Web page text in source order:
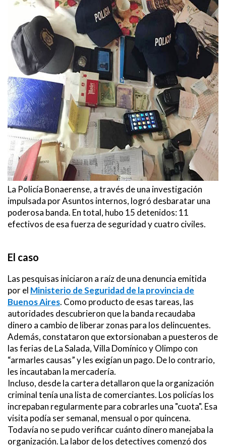
La Policía Bonaerense, a través de una investigación
impulsada por Asuntos internos, logró desbaratar una
poderosa banda. En total, hubo 15 detenidos: 11
efectivos de esa fuerza de seguridad y cuatro civiles.
El caso
Las pesquisas iniciaron a raíz de una denuncia emitida
por el Ministerio de Seguridad de la provincia de
Buenos Aires. Como producto de esas tareas, las
autoridades descubrieron que la banda recaudaba
dinero a cambio de liberar zonas para los delincuentes.
Además, constataron que extorsionaban a puesteros de
las ferias de La Salada, Villa Domínico y Olimpo con
“armarles causas” y les exigían un pago. De lo contrario,
les incautaban la mercadería.
Incluso, desde la cartera detallaron que la organización
criminal tenía una lista de comerciantes. Los policías los
increpaban regularmente para cobrarles una "cuota". Esa
visita podía ser semanal, mensual o por quincena.
Todavía no se pudo verificar cuánto dinero manejaba la
organización. La labor de los detectives comenzó dos